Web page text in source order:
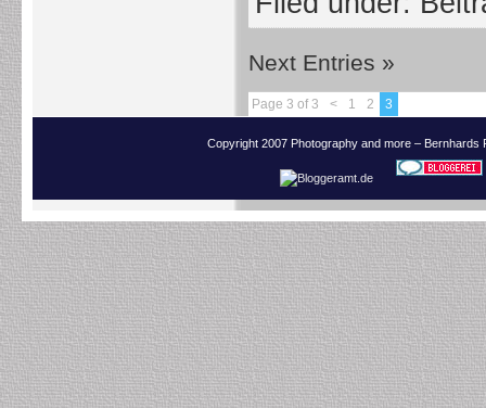
Next Entries »
Page 3 of 3 < 1 2 3
Copyright 2007 Photography and more –